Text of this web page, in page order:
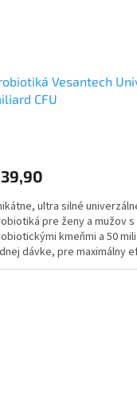
Vesantech
CFU
ultra silné
pre ženy a mužov s
kmeňmi a 50
dávke, pre maximálny